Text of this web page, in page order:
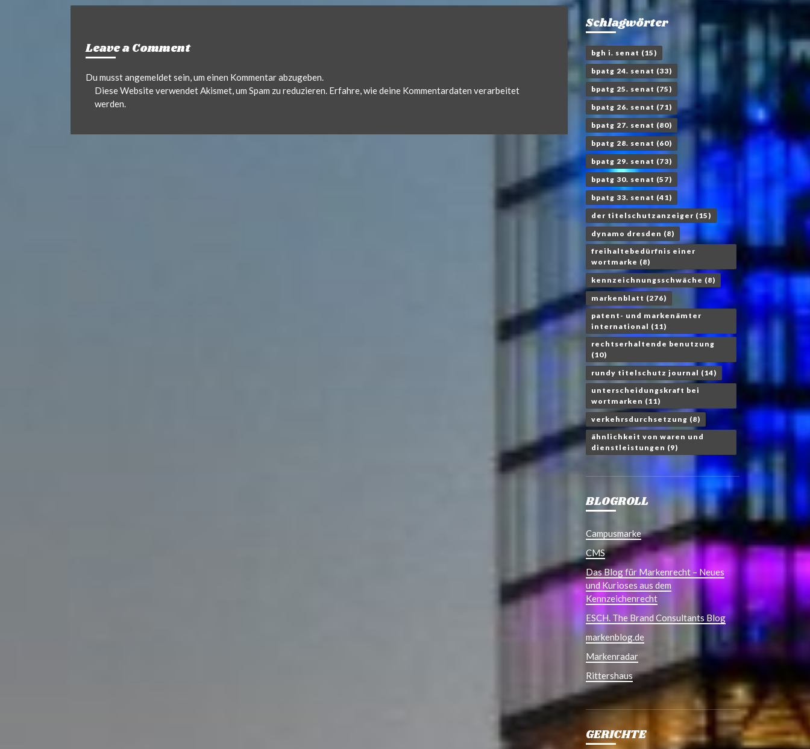
dLeave a Comment
Du musstangemeldetsein, um einen Kommentar abzugeben.
Diese Website verwendet Akismet, um Spam zu reduzieren. Erfahre, wie deine Kommentardaten verarbeitet
werden.
Schlagwörter
bgh i. senat (15)
bpatg 24. senat (33)
bpatg 25. senat (75)
bpatg 26. senat (71)
bpatg 27. senat (80)
bpatg 28. senat (60)
bpatg 29. senat (73)
bpatg 30. senat (57)
bpatg 33. senat (41)
der titelschutzanzeiger (15)
dynamo dresden (8)
freihaltebedürfnis einer
wortmarke (8)
kennzeichnungsschwäche (8)
markenblatt (276)
patent- und markenämter
international (11)
rechtserhaltende benutzung
(10)
rundy titelschutz journal (14)
unterscheidungskraft bei
wortmarken (11)
verkehrsdurchsetzung (8)
ähnlichkeit von waren und
dienstleistungen (9)
BLOGROLL
Campusmarke
CMS
Das Blog für Markenrecht – Neues
und Kurioses aus dem
Kennzeichenrecht
ESCH. The Brand Consultants Blog
markenblog.de
Markenradar
Rittershaus
GERICHTE